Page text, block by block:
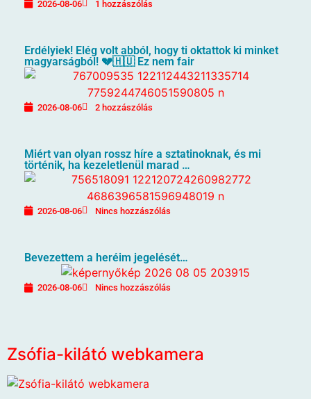
2026-08-06 1 hozzászólás
Erdélyiek! Elég volt abból, hogy ti oktattok ki minket
magyarságból! 💔🇭🇺 Ez nem fair
2026-08-06 2 hozzászólás
Miért van olyan rossz híre a sztatinoknak, és mi
történik, ha kezeletlenül marad …
2026-08-06 Nincs hozzászólás
Bevezettem a heréim jegelését…
2026-08-06 Nincs hozzászólás
Zsófia-kilátó webkamera